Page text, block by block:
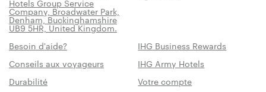
Hotels Group Service
Company, Broadwater Park,
Denham, Buckinghamshire
UB9 5HR, United Kingdom.
Besoin d'aide?
IHG Business Rewards
Conseils aux voyageurs
IHG Army Hotels
Durabilité
Votre compte